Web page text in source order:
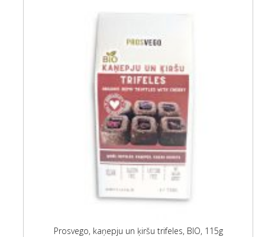
Prosvego, kaņepju un ķiršu trifeles, BIO, 115g